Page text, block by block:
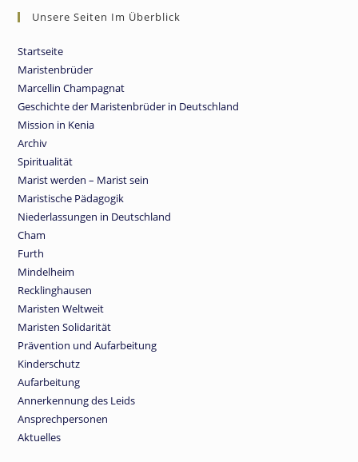
Unsere Seiten Im Überblick
Startseite
Maristenbrüder
Marcellin Champagnat
Geschichte der Maristenbrüder in Deutschland
Mission in Kenia
Archiv
Spiritualität
Marist werden – Marist sein
Maristische Pädagogik
Niederlassungen in Deutschland
Cham
Furth
Mindelheim
Recklinghausen
Maristen Weltweit
Maristen Solidarität
Prävention und Aufarbeitung
Kinderschutz
Aufarbeitung
Annerkennung des Leids
Ansprechpersonen
Aktuelles